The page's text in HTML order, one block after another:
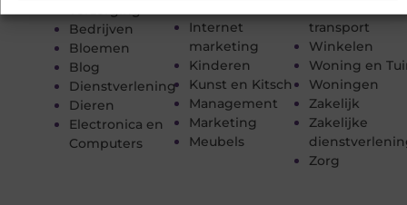
verzorging
Bedrijven
Bloemen
Blog
Dienstverlening
Dieren
Electronica en
Computers
Internet
marketing
Kinderen
Kunst en Kitsch
Management
Marketing
Meubels
transport
Winkelen
Woning en
Woningen
Zakelijk
Zakelijke
Zorg